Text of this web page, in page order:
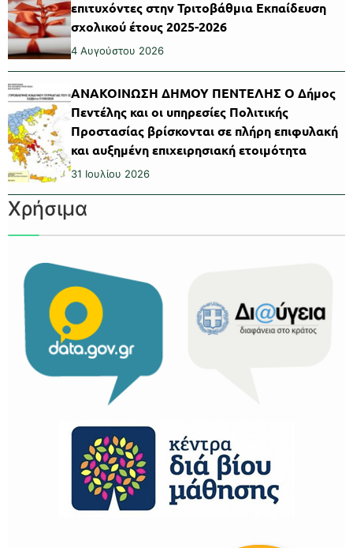
επιτυχόντες στην Τριτοβάθμια Εκπαίδευση
σχολικού έτους 2025-2026
4 Αυγούστου 2026
ΑΝΑΚΟΙΝΩΣΗ ΔΗΜΟΥ ΠΕΝΤΕΛΗΣ Ο Δήμος
Πεντέλης και οι υπηρεσίες Πολιτικής
Προστασίας βρίσκονται σε πλήρη επιφυλακή
και αυξημένη επιχειρησιακή ετοιμότητα
31 Ιουλίου 2026
Χρήσιμα